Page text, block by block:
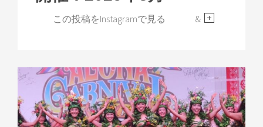
この投稿をInstagramで見る &